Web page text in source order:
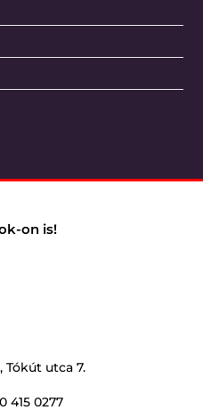
on is!
Tókút utca 7.
415 0277